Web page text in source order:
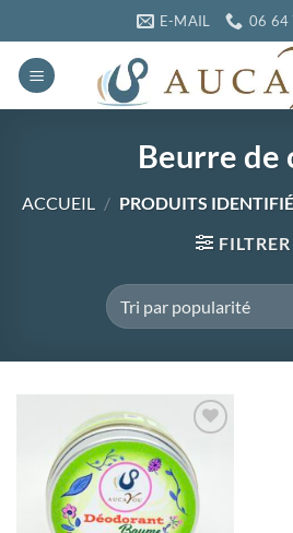
au
contenu
E-MAIL 06 64
Beurre de
ACCUEIL / PRODUITS
FILTRER
Ajouter
à la
wishlist